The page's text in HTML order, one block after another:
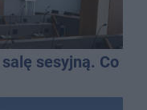
sesyjną. Co